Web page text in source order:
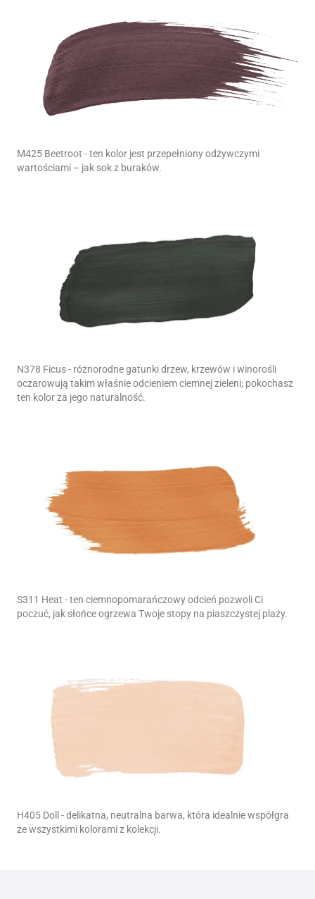
M425 Beetroot - ten kolor jest przepełniony odżywczymi
wartościami – jak sok z buraków.
N378 Ficus - różnorodne gatunki drzew, krzewów i winorośli
oczarowują takim właśnie odcieniem ciemnej zieleni; pokochasz
ten kolor za jego naturalność.
S311 Heat - ten ciemnopomarańczowy odcień pozwoli Ci
poczuć, jak słońce ogrzewa Twoje stopy na piaszczystej plaży.
H405 Doll - delikatna, neutralna barwa, która idealnie współgra
ze wszystkimi kolorami z kolekcji.